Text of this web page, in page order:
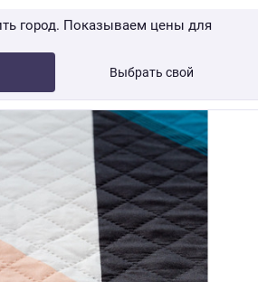
город. Показываем цены для
Выбрать свойРозница → WB